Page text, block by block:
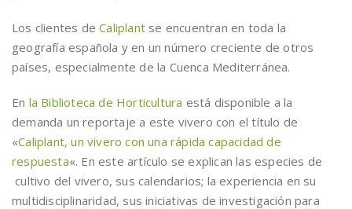
Los clientes de Caliplant se encuentran en toda la
geografía española y en un número creciente de otros
países, especialmente de la Cuenca Mediterránea.
En la Biblioteca de Horticultura está disponible a la
demanda un reportaje a este vivero con el título de
«Caliplant, un vivero con una rápida capacidad de
respuesta«. En este artículo se explican las especies de
cultivo del vivero, sus calendarios; la experiencia en su
multidisciplinaridad, sus iniciativas de investigación para